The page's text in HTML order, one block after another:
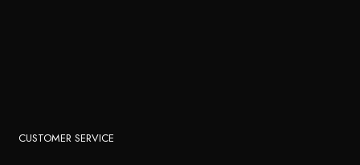
CUSTOMER SERVICE